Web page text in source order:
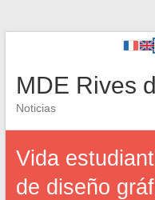
MDE Rives
Noticias
Vida
de diseño